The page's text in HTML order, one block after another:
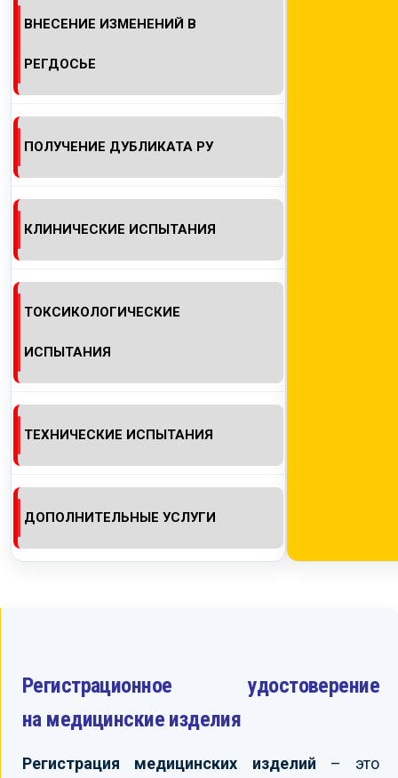
ВНЕСЕНИЕ ИЗМЕНЕНИЙ В
РЕГДОСЬЕ
ПОЛУЧЕНИЕ ДУБЛИКАТА РУ
КЛИНИЧЕСКИЕ ИСПЫТАНИЯ
ТОКСИКОЛОГИЧЕСКИЕ
ИСПЫТАНИЯ
ТЕХНИЧЕСКИЕ ИСПЫТАНИЯ
ДОПОЛНИТЕЛЬНЫЕ УСЛУГИ
Регистрационное удостоверение
на медицинские изделия
Регистрация медицинских изделий – это